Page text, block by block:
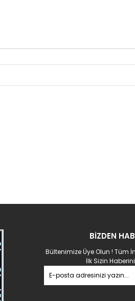
BİZDEN
Bültenimize Üye Olun ! Tüm
İlk Sizin